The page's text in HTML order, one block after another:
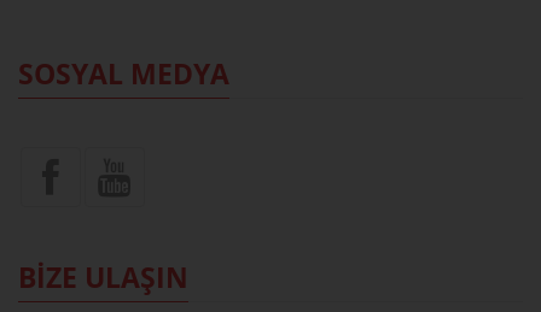
SOSYAL MEDYA
BİZE ULAŞIN